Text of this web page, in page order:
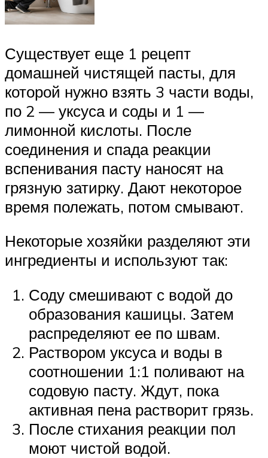
Существует еще 1 рецепт
домашней чистящей пасты, для
которой нужно взять 3 части воды,
по 2 — уксуса и соды и 1 —
лимонной кислоты. После
соединения и спада реакции
вспенивания пасту наносят на
грязную затирку. Дают некоторое
время полежать, потом смывают.
Некоторые хозяйки разделяют эти
ингредиенты и используют так:
Соду смешивают с водой до
образования кашицы. Затем
распределяют ее по швам.
Раствором уксуса и воды в
соотношении 1:1 поливают на
содовую пасту. Ждут, пока
активная пена растворит грязь.
После стихания реакции пол
моют чистой водой.